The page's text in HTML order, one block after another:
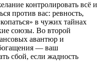
контролировать всё и
против вас: ревность,
в чужих тайнах
союзы. Во второй
авантюр и
— ваш
сбой, если жадность